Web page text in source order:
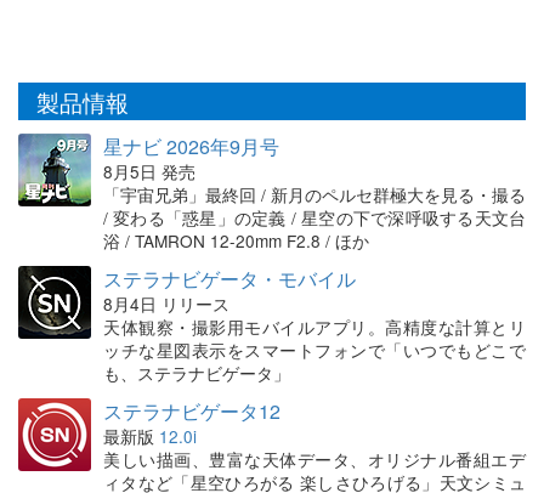
製品情報
星ナビ 2026年9月号
8月5日 発売
「宇宙兄弟」最終回 / 新月のペルセ群極大を見る・撮る
/ 変わる「惑星」の定義 / 星空の下で深呼吸する天文台
浴 / TAMRON 12-20mm F2.8 / ほか
ステラナビゲータ・モバイル
8月4日 リリース
天体観察・撮影用モバイルアプリ。高精度な計算とリ
ッチな星図表示をスマートフォンで「いつでもどこで
も、ステラナビゲータ」
ステラナビゲータ12
最新版 12.0i
美しい描画、豊富な天体データ、オリジナル番組エデ
ィタなど「星空ひろがる 楽しさひろげる」天文シミュ